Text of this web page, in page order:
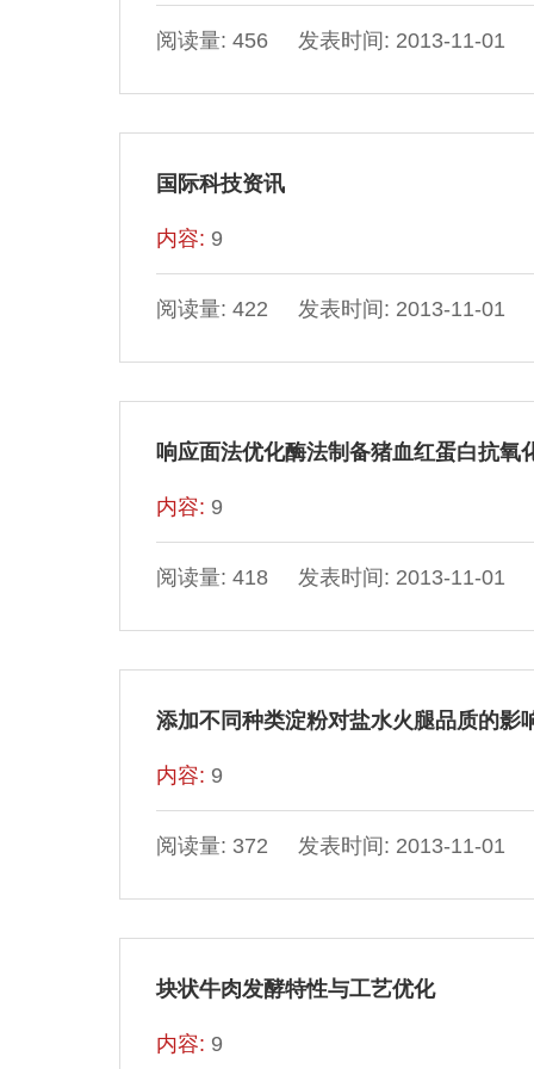
阅读量: 456 发表时间: 2013-11-01
国际科技资讯
内容: 9
阅读量: 422 发表时间: 2013-11-01
响应面法优化酶法制备猪血红蛋白抗氧
内容: 9
阅读量: 418 发表时间: 2013-11-01
添加不同种类淀粉对盐水火腿品质的影
内容: 9
阅读量: 372 发表时间: 2013-11-01
块状牛肉发酵特性与工艺优化
内容: 9